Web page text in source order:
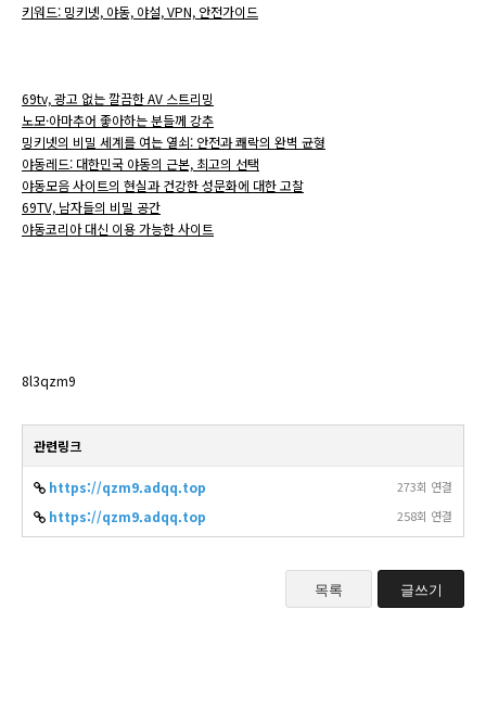
키워드: 밍키넷, 야동, 야설, VPN, 안전가이드
69tv, 광고 없는 깔끔한 AV 스트리밍
노모·아마추어 좋아하는 분들께 강추
밍키넷의 비밀 세계를 여는 열쇠: 안전과 쾌락의 완벽 균형
야동레드: 대한민국 야동의 근본, 최고의 선택
야동모음 사이트의 현실과 건강한 성문화에 대한 고찰
69TV, 남자들의 비밀 공간
야동코리아 대신 이용 가능한 사이트
8l3qzm9
관련링크
https://qzm9.adqq.top 273회 연결
https://qzm9.adqq.top 258회 연결
목록 글쓰기